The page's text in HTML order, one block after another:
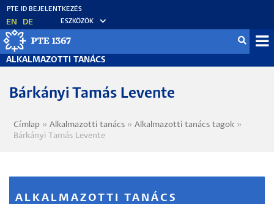
Ugrás
tartalomra
EN DE ESZKÖZÖK
ALKALMAZOTTI TANÁCS
Bárkányi Tamás Levente
Morzsa
Címlap Alkalmazotti tanács
Alkalmazotti tanács tagok
Bárkányi Tamás Levente
ALKALMAZOTTI TANÁCS